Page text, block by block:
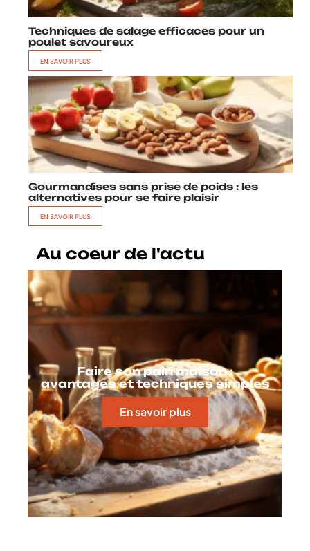
Techniques de salage efficaces pour un
poulet savoureux
EN SAVOIR PLUS
Gourmandises sans prise de poids : les
alternatives pour se faire plaisir
EN SAVOIR PLUS
Au coeur de l'actu
Faire son pain maison :
avantages et techniques simples
En savoir plus